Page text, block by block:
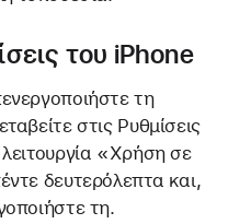
του iPhone
τη
στις Ρυθμίσεις
«Χρήση σε
δευτερόλεπτα και,
τη.